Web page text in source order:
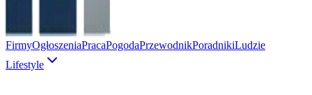
FirmyOgłoszeniaPracaPogodaPrzewodnikPoradnikiLudzie
Lifestyle